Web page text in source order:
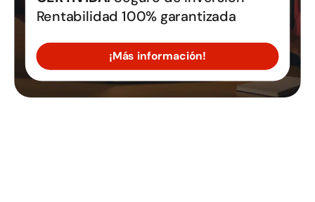
Rentabilidad 100% garantizada
¡Más información!